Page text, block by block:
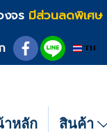
จร มีส่วนลดพิเศษ
TH
าหลัก สินค้า